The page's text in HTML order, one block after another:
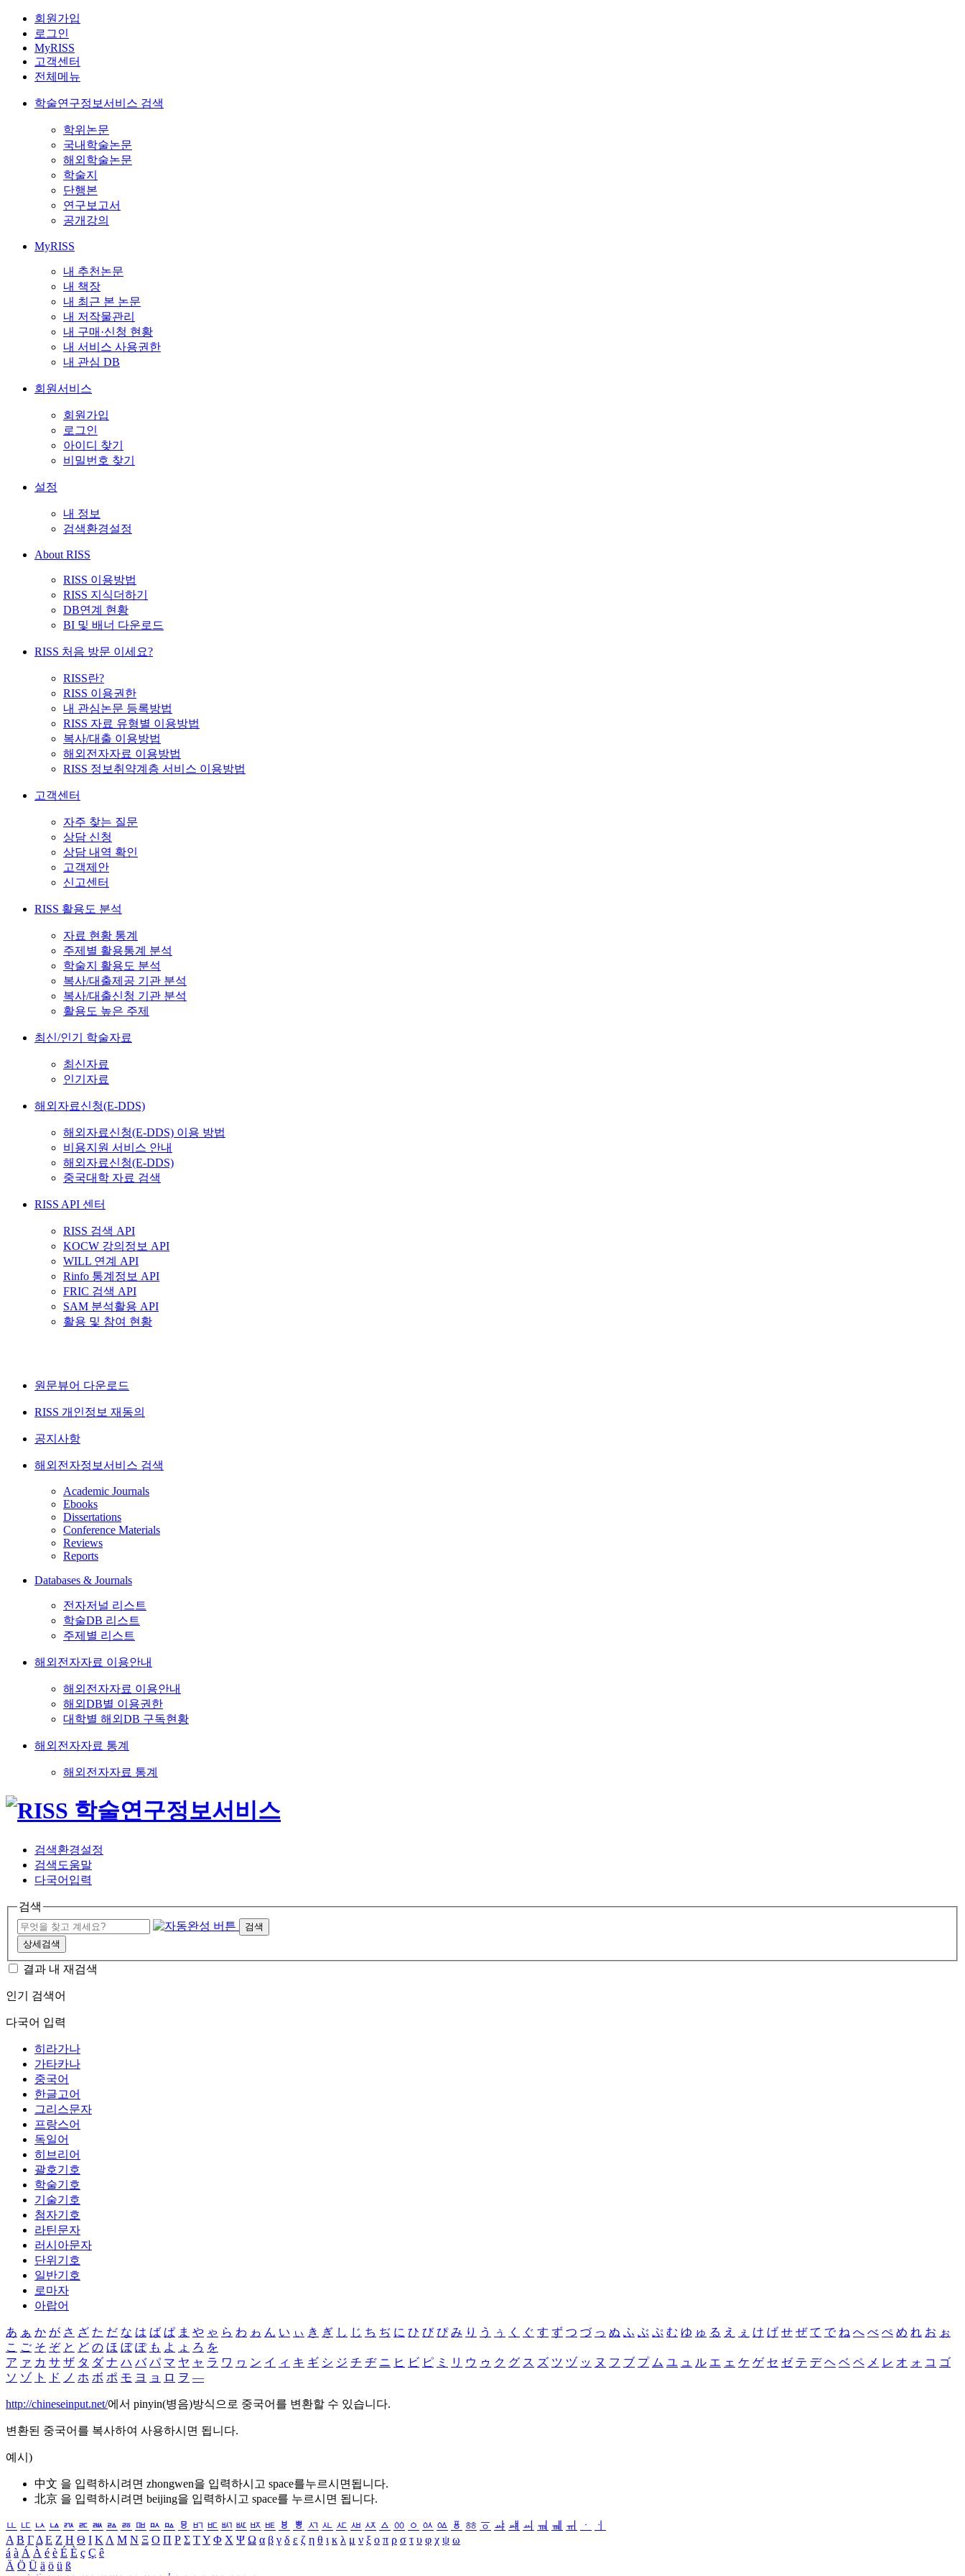
회원가입
로그인
MyRISS
고객센터
전체메뉴
학술연구정보서비스 검색
학위논문
국내학술논문
해외학술논문
학술지
단행본
연구보고서
공개강의
MyRISS
내 추천논문
내 책장
내 최근 본 논문
내 저작물관리
내 구매·신청 현황
내 서비스 사용권한
내 관심 DB
회원서비스
회원가입
로그인
아이디 찾기
비밀번호 찾기
설정
내 정보
검색환경설정
About RISS
RISS 이용방법
RISS 지식더하기
DB연계 현황
BI 및 배너 다운로드
RISS 처음 방문 이세요?
RISS란?
RISS 이용권한
내 관심논문 등록방법
RISS 자료 유형별 이용방법
복사/대출 이용방법
해외전자자료 이용방법
RISS 정보취약계층 서비스 이용방법
고객센터
자주 찾는 질문
상담 신청
상담 내역 확인
고객제안
신고센터
RISS 활용도 분석
자료 현황 통계
주제별 활용통계 분석
학술지 활용도 분석
복사/대출제공 기관 분석
복사/대출신청 기관 분석
활용도 높은 주제
최신/인기 학술자료
최신자료
인기자료
해외자료신청(E-DDS)
해외자료신청(E-DDS) 이용 방법
비용지원 서비스 안내
해외자료신청(E-DDS)
중국대학 자료 검색
RISS API 센터
RISS 검색 API
KOCW 강의정보 API
WILL 연계 API
Rinfo 통계정보 API
FRIC 검색 API
SAM 분석활용 API
활용 및 참여 현황
원문뷰어 다운로드
RISS 개인정보 재동의
공지사항
해외전자정보서비스 검색
Academic Journals
Ebooks
Dissertations
Conference Materials
Reviews
Reports
Databases & Journals
전자저널 리스트
학술DB 리스트
주제별 리스트
해외전자자료 이용안내
해외전자자료 이용안내
해외DB별 이용권한
대학별 해외DB 구독현황
해외전자자료 통계
해외전자자료 통계
검색환경설정
검색도움말
다국어입력
검색
검색
상세검색
결과 내 재검색
인기 검색어
다국어 입력
히라가나
가타카나
중국어
한글고어
그리스문자
프랑스어
독일어
히브리어
괄호기호
학술기호
기술기호
첨자기호
라틴문자
러시아문자
단위기호
일반기호
로마자
아랍어
あ ぁ か が さ ざ た だ な は ば ぱ ま や ゃ ら わ ゎ ん い ぃ き ぎ し じ ち ぢ に ひ び ぴ み り う ぅ く ぐ す ず つ づ っ ぬ ふ ぶ ぷ む ゆ ゅ る え ぇ け げ せ ぜ て で ね へ べ ぺ め れ お ぉ
こ ご そ ぞ と ど の ほ ぼ ぽ も よ ょ ろ を
ア ァ カ サ ザ タ ダ ナ ハ バ パ マ ヤ ャ ラ ワ ヮ ン イ ィ キ ギ シ ジ チ ヂ ニ ヒ ビ ピ ミ リ ウ ゥ ク グ ス ズ ツ ヅ ッ ヌ フ ブ プ ム ユ ュ ル エ ェ ケ ゲ セ ゼ テ デ ヘ ベ ペ メ レ オ ォ コ ゴ
ソ ゾ ト ド ノ ホ ボ ポ モ ヨ ョ ロ ヲ ―
http://chineseinput.net/에서 pinyin(병음)방식으로 중국어를 변환할 수 있습니다.
변환된 중국어를 복사하여 사용하시면 됩니다.
예시)
中文 을 입력하시려면 zhongwen을 입력하시고 space를누르시면됩니다.
北京 을 입력하시려면 beijing을 입력하시고 space를 누르시면 됩니다.
ㅥ ㅦ ㅧ ㅨ ㅩ ㅪ ㅫ ㅬ ㅭ ㅮ ㅯ ㅰ ㅱ ㅲ ㅳ ㅴ ㅵ ㅶ ㅷ ㅸ ㅹ ㅺ ㅻ ㅼ ㅽ ㅾ ㅿ ㆀ ㆁ ㆂ ㆃ ㆄ ㆅ ㆆ ㆇ ㆈ ㆉ ㆊ ㆋ ㆌ ㆍ
ㆎ
Α Β ΓΔ Ε Ζ Η Θ Ι ΚΛ Μ Ν Ξ Ο Π Ρ Σ ΤΥ Φ Χ Ψ Ω α β γ δ ε ζ η θ ι κ λ μ ν ξ ο π ρ σ τ υ φ χ ψ ω
á à Á À é è É È ç Ç ê
Ä Ö Ü ä ö ü ß